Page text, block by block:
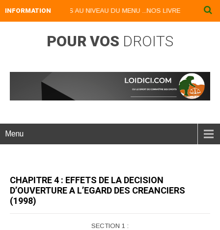
INFORMATIONAU NIVEAU DU MENU ...NOS LIVRES NUMERIQUES
POUR VOS DROITS
Menu
CHAPITRE 4 : EFFETS DE LA DECISION
D’OUVERTURE A L’EGARD DES CREANCIERS
(1998)
SECTION 1 :